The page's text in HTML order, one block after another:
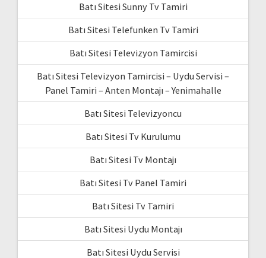
Batı Sitesi Sunny Tv Tamiri
Batı Sitesi Telefunken Tv Tamiri
Batı Sitesi Televizyon Tamircisi
Batı Sitesi Televizyon Tamircisi – Uydu Servisi –
Panel Tamiri – Anten Montajı – Yenimahalle
Batı Sitesi Televizyoncu
Batı Sitesi Tv Kurulumu
Batı Sitesi Tv Montajı
Batı Sitesi Tv Panel Tamiri
Batı Sitesi Tv Tamiri
Batı Sitesi Uydu Montajı
Batı Sitesi Uydu Servisi